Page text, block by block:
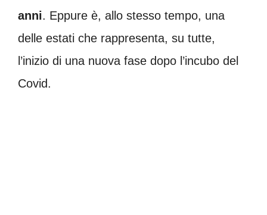
anni. Eppure è, allo stesso tempo, una
delle estati che rappresenta, su tutte,
l’inizio di una nuova fase dopo l’incubo del
Covid.